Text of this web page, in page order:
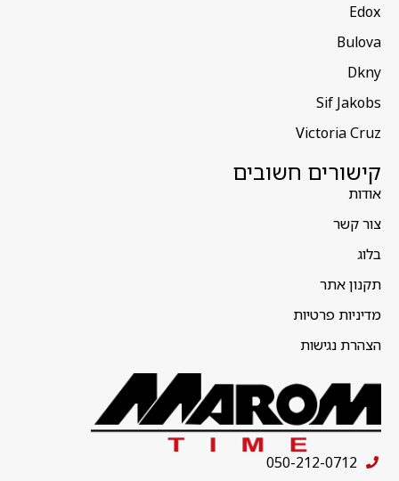
Edox
Bulova
Dkny
Sif Jakobs
Victoria Cruz
קישורים חשובים
אודות
צור קשר
בלוג
תקנון אתר
מדיניות פרטיות
הצהרת נגישות
050-212-0712